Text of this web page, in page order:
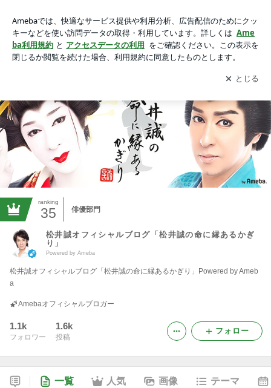
ered by Ameba
アプリをダウンロードして ブログの更新通知
を受け取りまし
ょう。
開く
ranking
35 俳優部門
松井誠オフィシャルブログ「松井誠の命に縁あるかぎ
り」
Powered by Ameba
松井誠オフィシャルブログ「松井誠の命に縁あるかぎり」Powered by Ameb
a
Amebaオフィシャルブロガー
1.1k
フォロワー
1.6k
投稿
フォロー
一覧 人気 画像 テーマ